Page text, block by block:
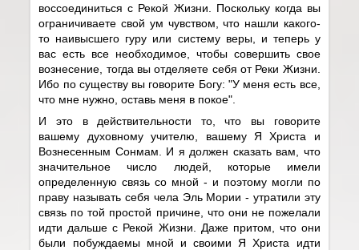
воссоединиться с Рекой Жизни. Поскольку когда вы
ограничиваете свой ум чувством, что нашли какого-
то наивысшего гуру или систему веры, и теперь у
вас есть все необходимое, чтобы совершить свое
вознесение, тогда вы отделяете себя от Реки Жизни.
Ибо по существу вы говорите Богу: "У меня есть все,
что мне нужно, оставь меня в покое".
И это в действительности то, что вы говорите
вашему духовному учителю, вашему Я Христа и
Вознесенным Сонмам. И я должен сказать вам, что
значительное число людей, которые имели
определенную связь со мной - и поэтому могли по
праву называть себя чела Эль Мории - утратили эту
связь по той простой причине, что они не пожелали
идти дальше с Рекой Жизни. Даже притом, что они
были побуждаемы мной и своими Я Христа идти